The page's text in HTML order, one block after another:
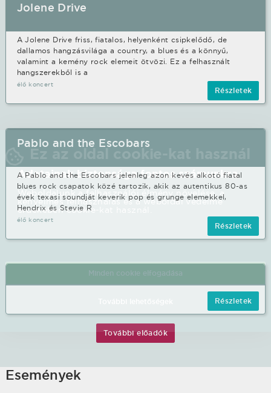
Jolene Drive
A Jolene Drive friss, fiatalos, helyenként csipkelődő, de
dallamos hangzásvilága a country, a blues és a könnyű,
valamint a kemény rock elemeit ötvözi. Ez a felhasznált
hangszerekből is a
élő koncert
Részletek
Pablo and the Escobars
A Pablo and the Escobars jelenleg azon kevés alkotó fiatal
blues rock csapatok közé tartozik, akik az autentikus 80-as
évek texasi soundját keverik pop és grunge elemekkel,
Hendrix és Stevie R
élő koncert
Részletek
Részletek
További előadók
Események
Adatainak biztonsága fontos számunkra
Weboldalunk a felhasználói élmény növelése, a
kényelmes felhasználás és a weboldal védelme
érdekében cookie-kat használ.